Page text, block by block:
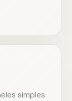
simples